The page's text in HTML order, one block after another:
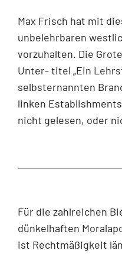
Max Frisch hat mit
unbelehrbaren
vorzuhalten. Die
Unter- titel „Ein
selbsternannten
linken
nicht gelesen, oder
Für die zahlreichen
dünkelhaften
ist Rechtmäßigkeit